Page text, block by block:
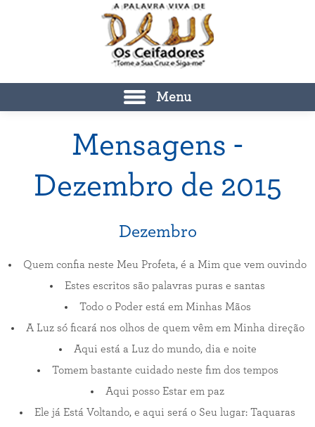
Menu
Mensagens -
Dezembro de 2015
Dezembro
Quem confia neste Meu Profeta, é a Mim que vem ouvindo
Estes escritos são palavras puras e santas
Todo o Poder está em Minhas Mãos
A Luz só ficará nos olhos de quem vêm em Minha direção
Aqui está a Luz do mundo, dia e noite
Tomem bastante cuidado neste fim dos tempos
Aqui posso Estar em paz
Ele já Está Voltando, e aqui será o Seu lugar: Taquaras